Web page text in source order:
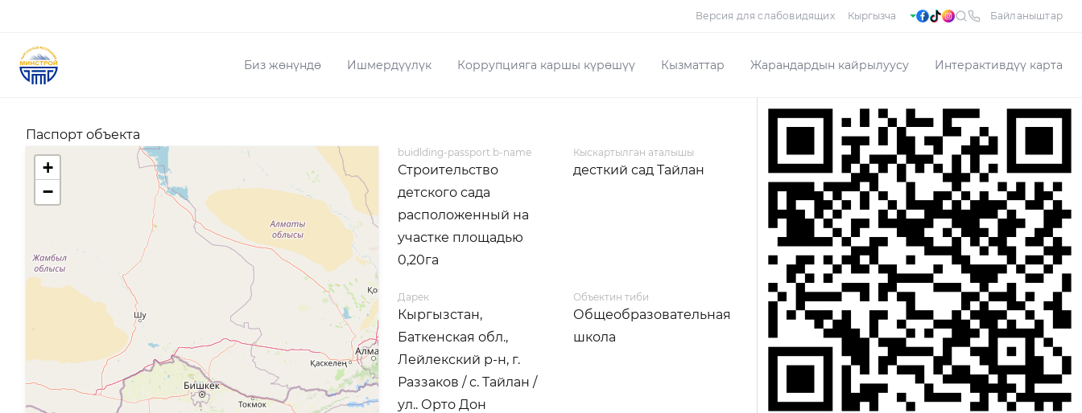
Версия для слабовидящих Байланыштар
Биз жөнүндө Ишмердүүлүк Коррупцияга каршы күрөшүү Кызматтар Жарандардын кайрылуусу Интерактивдүү карта
Паспорт объекта
+
−
buidlding-passport.b-name
Строительство
детского сада
расположенный на
участке площадью
0,20га
Кыскартылган аталышы
десткий сад Тайлан
Дарек
Кыргызстан,
Баткенская обл.,
Лейлекский р-н, г.
Раззаков / с. Тайлан /
ул.. Орто Дон
Объектин тиби
Общеобразовательная
школа